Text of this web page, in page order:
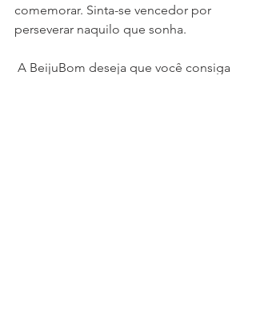
comemorar. Sinta-se vencedor por
perseverar naquilo que sonha.